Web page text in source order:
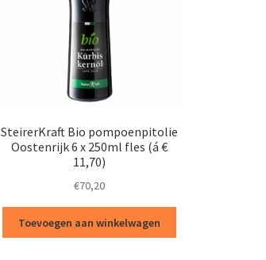
SteirerKraft Bio pompoenpitolie
Oostenrijk 6 x 250ml fles (á €
11,70)
€70,20
Toevoegen aan winkelwagen